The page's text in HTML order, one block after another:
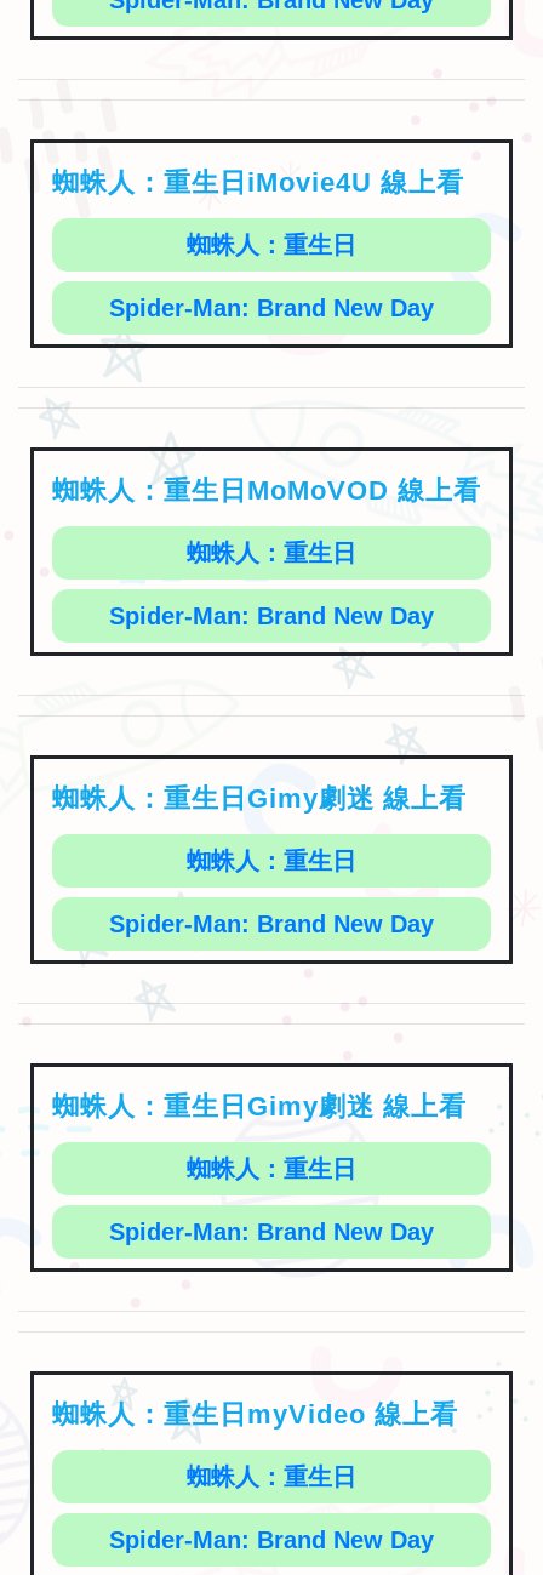
蜘蛛人：重生日iMovie4U 線上看
蜘蛛人：重生日
Spider-Man: Brand New Day
蜘蛛人：重生日MoMoVOD 線上看
蜘蛛人：重生日
Spider-Man: Brand New Day
蜘蛛人：重生日Gimy劇迷 線上看
蜘蛛人：重生日
Spider-Man: Brand New Day
蜘蛛人：重生日Gimy劇迷 線上看
蜘蛛人：重生日
Spider-Man: Brand New Day
蜘蛛人：重生日myVideo 線上看
蜘蛛人：重生日
Spider-Man: Brand New Day